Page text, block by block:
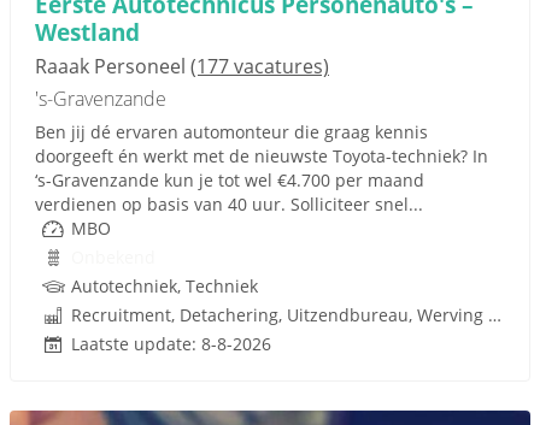
Westland
Raaak Personeel (177 vacatures)
's-Gravenzande
Ben jij dé ervaren automonteur die graag kennis
doorgeeft én werkt met de nieuwste Toyota-techniek? In
‘s-Gravenzande kun je tot wel €4.700 per maand
verdienen op basis van 40 uur. Solliciteer snel...
MBO
Autotechniek, Techniek
Recruitment, Detachering, Uitzendbureau, Werving en Selectie
Laatste update: 8-8-2026